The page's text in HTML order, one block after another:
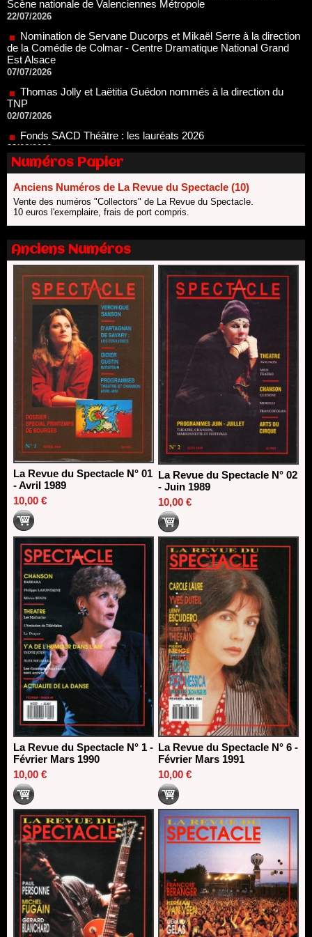
Nomination de Servane Ducorps et Mikaël Serre à la direction
de la Comédie de Colmar - Centre Dramatique National Grand
Est Alsace
07/07/2026
Thomas Jolly et Laëtitia Guédon nommés à la direction du
TNP
02/07/2026
Fonds SACD Théâtre : les lauréats 2026
23/06/2026
Dispositif ARTCENA Écrire pour le cirque, les lauréats 2026 !
20/06/2026
Le palmarès des prix SACD 2026
18/06/2026
Les 10 lauréats du Fonds Grandes Formes Théâtre 2026
SACD
13/06/2026
Nomination de Nathalie Garraud et Olivier Saccomano à la
direction du Théâtre de Gennevilliers - CDN
Dispositif SACD Auteurs d'espaces : les lauréats 2026
18/03/2026
Numéros Papier
Anciens Numéros de La Revue du Spectacle (10)
Vente des numéros "Collectors" de La Revue du Spectacle.
10 euros l'exemplaire, frais de port compris.
Anciens Numéros
La Revue du Spectacle N° 01
- Avril 1989
10,00 €
La Revue du Spectacle N° 02
- Juin 1989
10,00 €
La Revue du Spectacle N° 1 -
Février Mars 1990
10,00 €
La Revue du Spectacle N° 6 -
Février Mars 1991
10,00 €